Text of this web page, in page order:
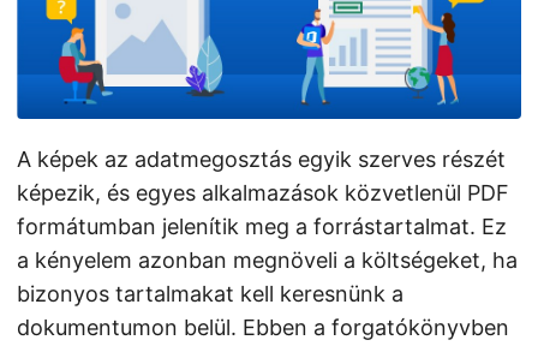
A képek az adatmegosztás egyik szerves részét
képezik, és egyes alkalmazások közvetlenül PDF
formátumban jelenítik meg a forrástartalmat. Ez
a kényelem azonban megnöveli a költségeket, ha
bizonyos tartalmakat kell keresnünk a
dokumentumon belül. Ebben a forgatókönyvben